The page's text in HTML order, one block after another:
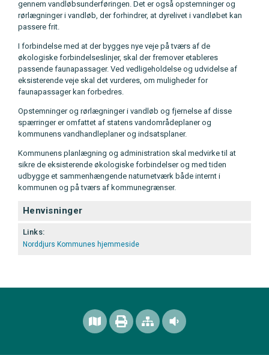
gennem vandløbsunderføringen. Det er også opstemninger og
rørlægninger i vandløb, der forhindrer, at dyrelivet i vandløbet kan
passere frit.
I forbindelse med at der bygges nye veje på tværs af de
økologiske forbindelseslinjer, skal der fremover etableres
passende faunapassager. Ved vedligeholdelse og udvidelse af
eksisterende veje skal det vurderes, om muligheder for
faunapassager kan forbedres.
Opstemninger og rørlægninger i vandløb og fjernelse af disse
spærringer er omfattet af statens vandområdeplaner og
kommunens vandhandleplaner og indsatsplaner.
Kommunens planlægning og administration skal medvirke til at
sikre de eksisterende økologiske forbindelser og med tiden
udbygge et sammenhængende naturnetværk både internt i
kommunen og på tværs af kommunegrænser.
Henvisninger
Links:
Norddjurs Kommunes hjemmeside